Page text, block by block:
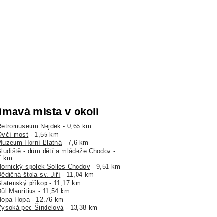
místa v okolí
Nejdek - 0,66 km
most - 1,55 km
Horní Blatná- 7,6 km
- dům dětí a mládeže Chodov -
km
spolek Solles Chodov- 9,51 km
štola sv. Jiří - 11,04 km
příkop- 11,17 km
Mauritius - 11,54 km
Hopa- 12,76 km
pec Šindelová- 13,38 km